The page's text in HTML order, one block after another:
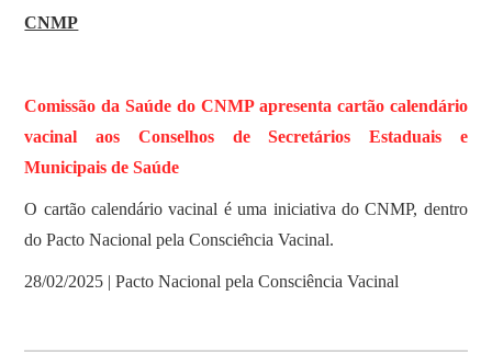
CNMP
Comissão da Saúde do CNMP apresenta cartão calendário
vacinal aos Conselhos de Secretários Estaduais e
Municipais de Saúde
O cartão calendário vacinal é uma iniciativa do CNMP, dentro
do Pacto Nacional pela Consciencia Vacinal.
28/02/2025 | Pacto Nacional pela Consciência Vacinal